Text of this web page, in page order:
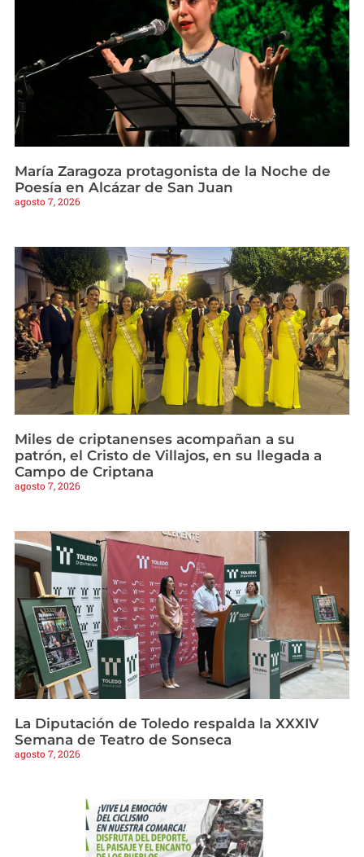
María Zaragoza protagonista de la Noche de
Poesía en Alcázar de San Juan
agosto 7, 2026
Miles de criptanenses acompañan a su
patrón, el Cristo de Villajos, en su llegada a
Campo de Criptana
agosto 7, 2026
La Diputación de Toledo respalda la XXXIV
Semana de Teatro de Sonseca
agosto 7, 2026